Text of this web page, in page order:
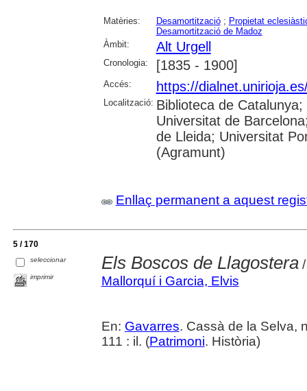
Matèries: Desamortització; Propietat
Desamortització de Madoz
Àmbit:
Alt Urgell
Cronologia: [1835 - 1900]
Accés: https://
Localització: Biblioteca de
Universitat de
de Lleida; Universitat
(Agramunt)
Enllaç permanent a aquest
5 / 170
seleccionar
imprimir
Els Boscos de Llagostera/
Mallorquí i Garcia, Elvis
En: Gavarres. Cassà de la Selva,
111 : il. (Patrimoni. Història)